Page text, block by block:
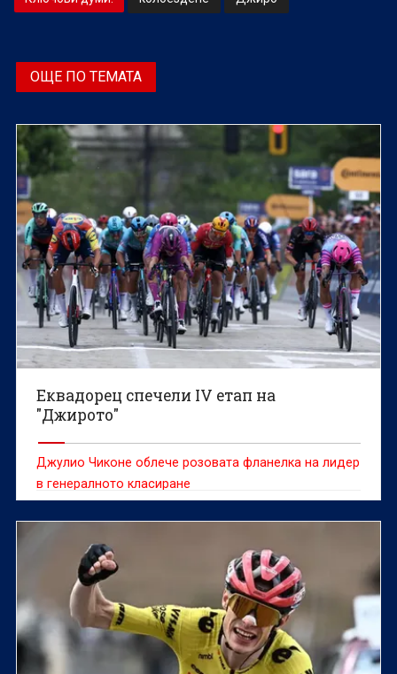
ОЩЕ ПО ТЕМАТА
Еквадорец спечели IV етап на
"Джирото"
Джулио Чиконе облече розовата фланелка на лидер
в генералното класиране